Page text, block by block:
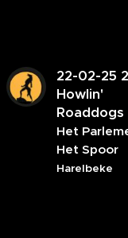
22-02-25
Howlin'
Roaddogs
Het
Het Spoor
Harelbeke